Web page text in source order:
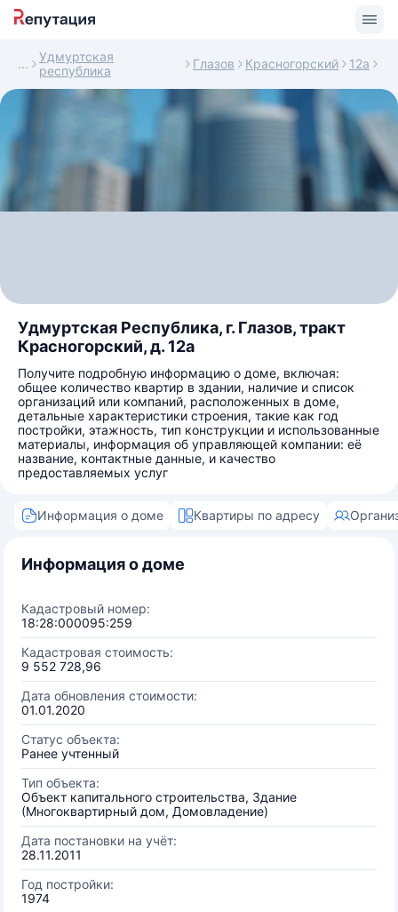
Удмуртская
республика
Глазов Красногорский 12а
Удмуртская Республика, г. Глазов, тракт
Красногорский, д. 12а
Получите подробную информацию о доме, включая:
общее количество квартир в здании, наличие и список
организаций или компаний, расположенных в доме,
детальные характеристики строения, такие как год
постройки, этажность, тип конструкции и использованные
материалы, информация об управляющей компании: её
название, контактные данные, и качество
предоставляемых услуг
Информация о доме Квартиры по адресу
Информация о доме
Кадастровый номер:
18:28:000095:259
Кадастровая стоимость:
9 552 728,96
Дата обновления стоимости:
01.01.2020
Статус объекта:
Ранее учтенный
Тип объекта:
Объект капитального строительства, Здание
(Многоквартирный дом, Домовладение)
Дата постановки на учёт:
28.11.2011
Год постройки:
1974